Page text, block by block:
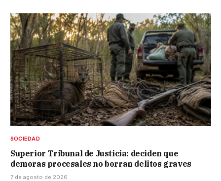
SOCIEDAD
Superior Tribunal de Justicia: deciden que
demoras procesales no borran delitos graves
7 de agosto de 2026